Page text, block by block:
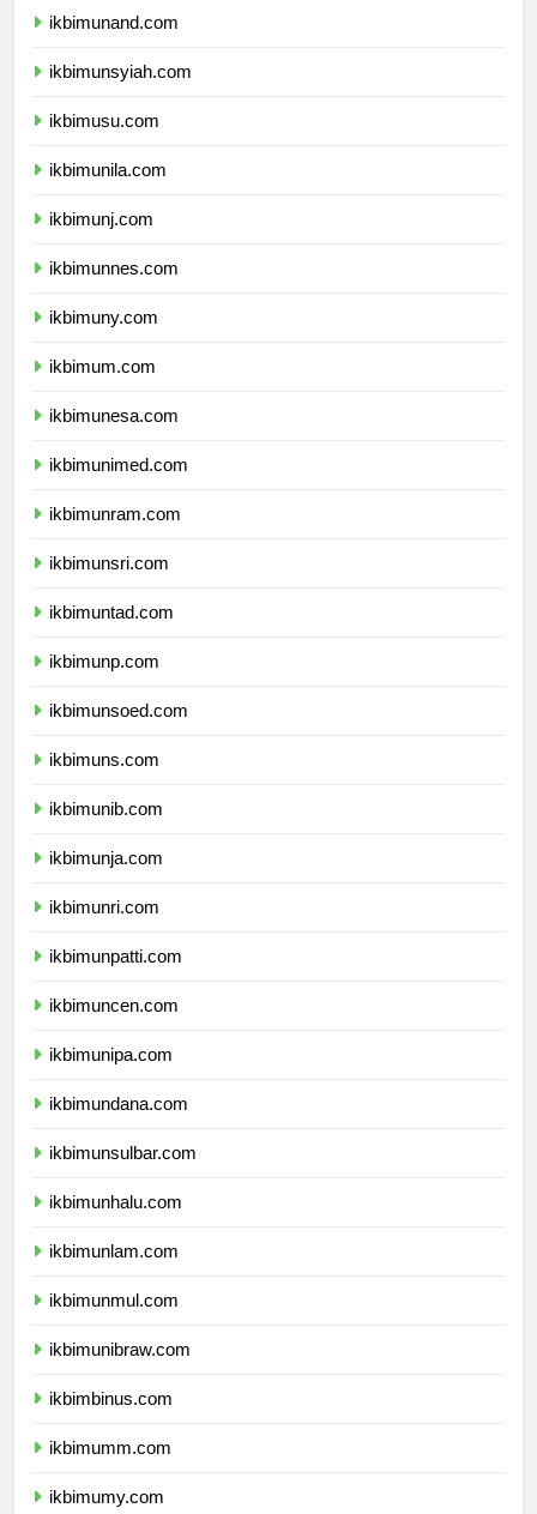
ikbimunand.com
ikbimunsyiah.com
ikbimusu.com
ikbimunila.com
ikbimunj.com
ikbimunnes.com
ikbimuny.com
ikbimum.com
ikbimunesa.com
ikbimunimed.com
ikbimunram.com
ikbimunsri.com
ikbimuntad.com
ikbimunp.com
ikbimunsoed.com
ikbimuns.com
ikbimunib.com
ikbimunja.com
ikbimunri.com
ikbimunpatti.com
ikbimuncen.com
ikbimunipa.com
ikbimundana.com
ikbimunsulbar.com
ikbimunhalu.com
ikbimunlam.com
ikbimunmul.com
ikbimunibraw.com
ikbimbinus.com
ikbimumm.com
ikbimumy.com